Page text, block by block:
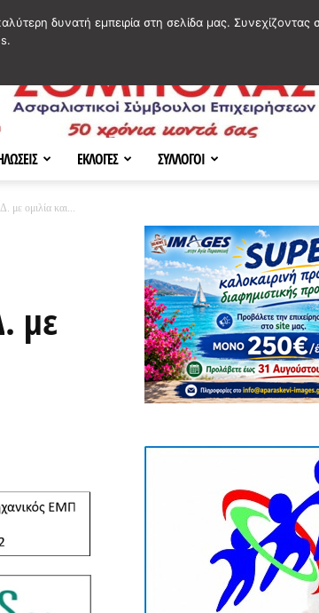
ΕΚΛΟΓΕΣ ΣΥΛΛΟΓΟΙ
με ομιλία και...
με
δυνατή εμπειρία στη σελίδα μας. Συνεχίζοντας